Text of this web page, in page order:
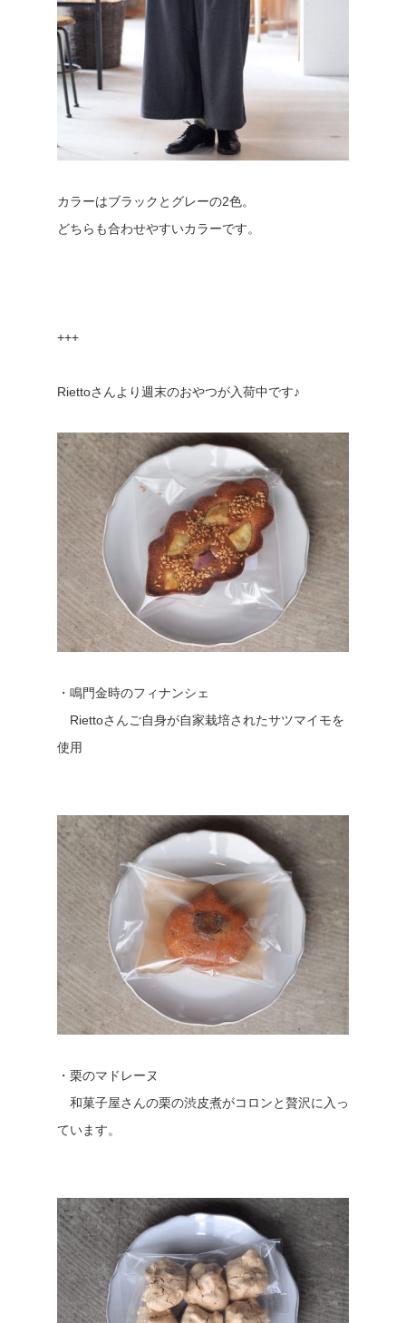
カラーはブラックとグレーの2色。
どちらも合わせやすいカラーです。
+++
Riettoさんより週末のおやつが入荷中です♪
・鳴門金時のフィナンシェ
Riettoさんご自身が自家栽培されたサツマイモを
使用
・栗のマドレーヌ
和菓子屋さんの栗の渋皮煮がコロンと贅沢に入っ
ています。